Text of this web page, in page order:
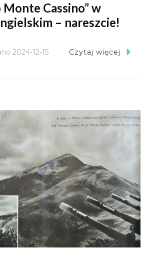
Monte Cassino” w
– nareszcie!
2024-12-15 Czytaj więcej